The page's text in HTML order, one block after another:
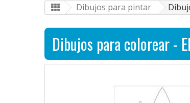
Dibujos para pintar
Dibujos para colorear -